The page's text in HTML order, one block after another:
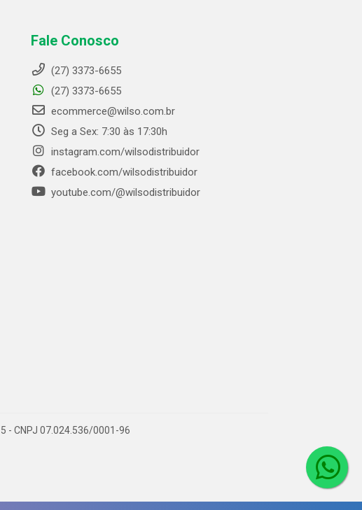
Fale Conosco
(27) 3373-6655
(27) 3373-6655
ecommerce@wilso.com.br
Seg a Sex: 7:30 às 17:30h
instagram.com/wilsodistribuidor
facebook.com/wilsodistribuidor
youtube.com/@wilsodistribuidor
- CNPJ 07.024.536/0001-96